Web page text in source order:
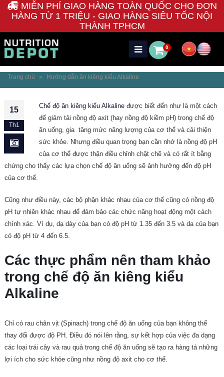
MIỄN PHÍ GIAO HÀNG TOÀN QUỐC CHO ĐƠN
HÀNG TỪ 1 TRIỆU - GIAO HÀNG SIÊU TỐC NỘI
THÀNH TPHCM
0
Trang chủ » Hướng dẫn ăn kiêng kiểu Alkaline
15
Th1
Chế độ ăn kiêng kiểu Alkaline được biết đến như là một cách
để giảm tải nồng độ axit (hay nồng độ kiềm pH) trong chế độ
ăn uống, gia tăng mức năng lượng của cơ thể và cải thiện
sức khỏe. Nhưng điều quan trọng bạn cần nhớ là nồng độ pH
của cơ thể được thận điều chỉnh chặt chẽ và có rất ít bằng
chứng cho thấy các lựa chọn chế độ ăn uống sẽ ảnh hưởng đến độ pH
của cơ thể.
Cũng như điều này, các bộ phận khác nhau của cơ thể cũng có nồng độ
pH tự nhiên khác nhau để đảm bảo các chức năng hoạt động một cách
chính xác. Ví dụ, dạ dày của bạn có độ pH từ 1.35 đến 3.5 và da của bạn
có độ pH từ 4 đến 6.5.
Các thực phẩm nên tham khảo
trong chế độ ăn kiêng kiểu
Alkaline
Chỉ có rau chân vịt (Spinach) trong chế độ ăn uống của bạn không thể
thay đổi được độ PH. Điều đó nói lên rằng, sự kết hợp của việc đa dạng
các loại trái cây và rau quả trong chế độ ăn uống sẽ tạo ra hàng tá những
lợi ích cho sức khỏe cũng như nồng độ axit cho cơ thể.